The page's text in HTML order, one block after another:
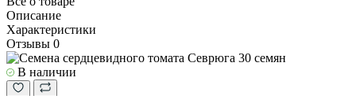
Описание
Характеристики
Отзывы 0
В наличии